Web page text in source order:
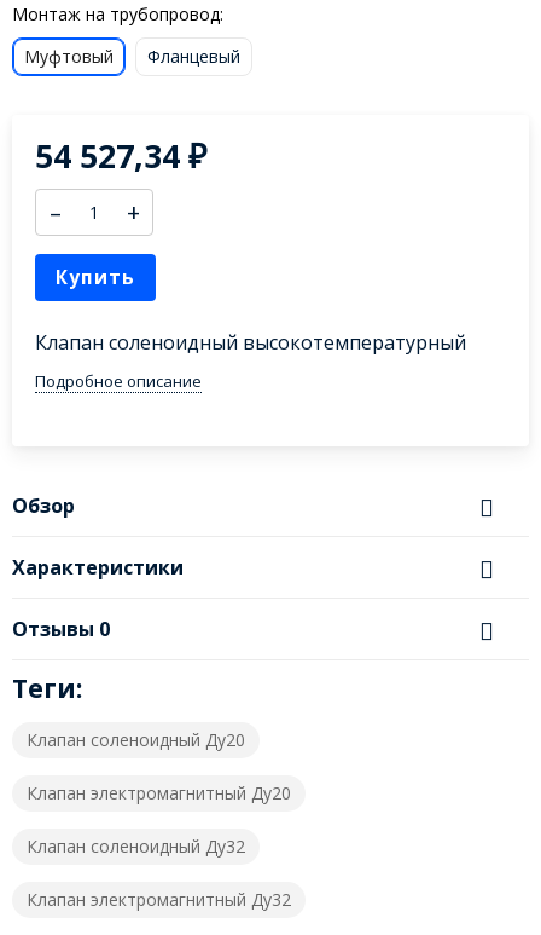
Монтаж на трубопровод:
Муфтовый
Фланцевый
54 527,34₽
– +
Купить
Клапан соленоидный высокотемпературный
Подробное описание
Обзор
Характеристики
Отзывы 0
Теги:
Клапан соленоидный Ду20
Клапан электромагнитный Ду20
Клапан соленоидный Ду32
Клапан электромагнитный Ду32